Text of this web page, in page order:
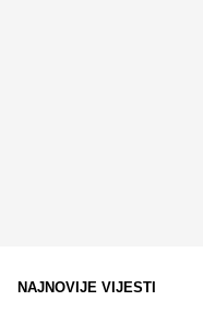
NAJNOVIJE VIJESTI